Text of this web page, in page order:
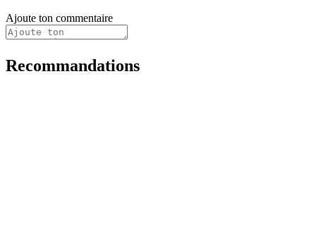
Ajoute ton commentaire
Recommandations